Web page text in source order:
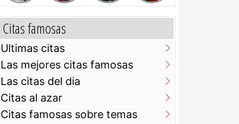
Citas famosas
Ultimas citas
Las mejores citas famosas
Las citas del dia
Citas al azar
Citas famosas sobre temas